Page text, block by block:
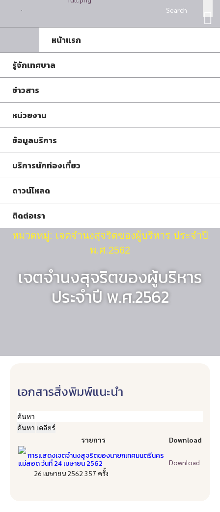
Search
หน้าแรก
รู้จักเทศบาล
ข่าวสาร
หน่วยงาน
ข้อมูลบริการ
บริการนักท่องเที่ยว
ดาวน์โหลด
ติดต่อเรา
หมวดหมู่: เจตจำนงสุจริตของผู้บริหาร ประจำปี
พ.ศ.2562
เจตจำนงสุจริตของผู้บริหาร
ประจำปี พ.ศ.2562
เอกสารสิ่งพิมพ์แนะนำ
ค้นหา เคลียร์
รายการ Download
การแสดงเจตจำนงสุจริตของนายกเทศมนตรีนคร
แม่สอด วันที่ 24 เมษายน 2562
26 เมษายน 2562 357 ครั้ง
Download